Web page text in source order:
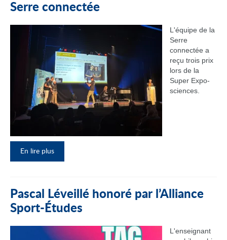
Serre connectée
L'équipe de la
Serre
connectée a
reçu trois prix
lors de la
Super Expo-
sciences.
En lire plus
Pascal Léveillé honoré par l’Alliance
Sport-Études
L'enseignant